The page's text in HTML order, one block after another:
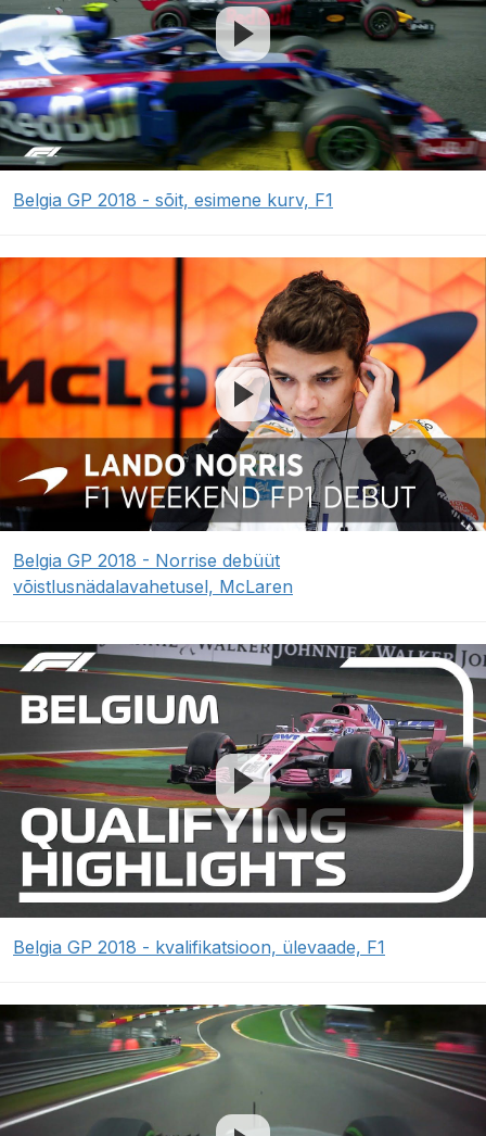
Belgia GP 2018 - sõit, esimene kurv, F1
Belgia GP 2018 - Norrise debüüt
võistlusnädalavahetusel, McLaren
Belgia GP 2018 - kvalifikatsioon, ülevaade, F1